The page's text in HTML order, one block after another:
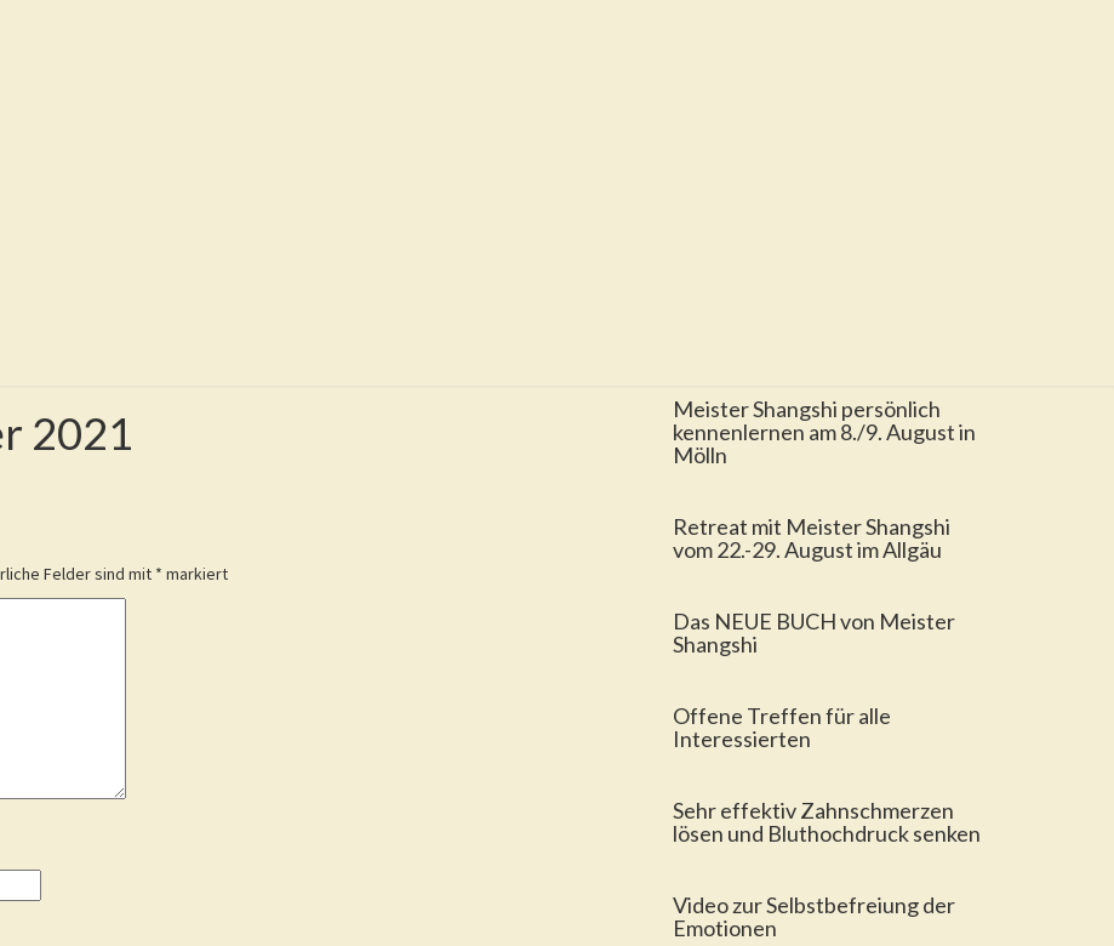
2021
Felder sind mit * markiert
Meister Shangshi persönlich
kennenlernen am 8./9. August in
Mölln
Retreat mit Meister Shangshi
vom 22.-29. August im Allgäu
Das NEUE BUCH von Meister
Shangshi
Offene Treffen für alle
Interessierten
Sehr effektiv Zahnschmerzen
lösen und Bluthochdruck senken
Video zur Selbstbefreiung der
Emotionen